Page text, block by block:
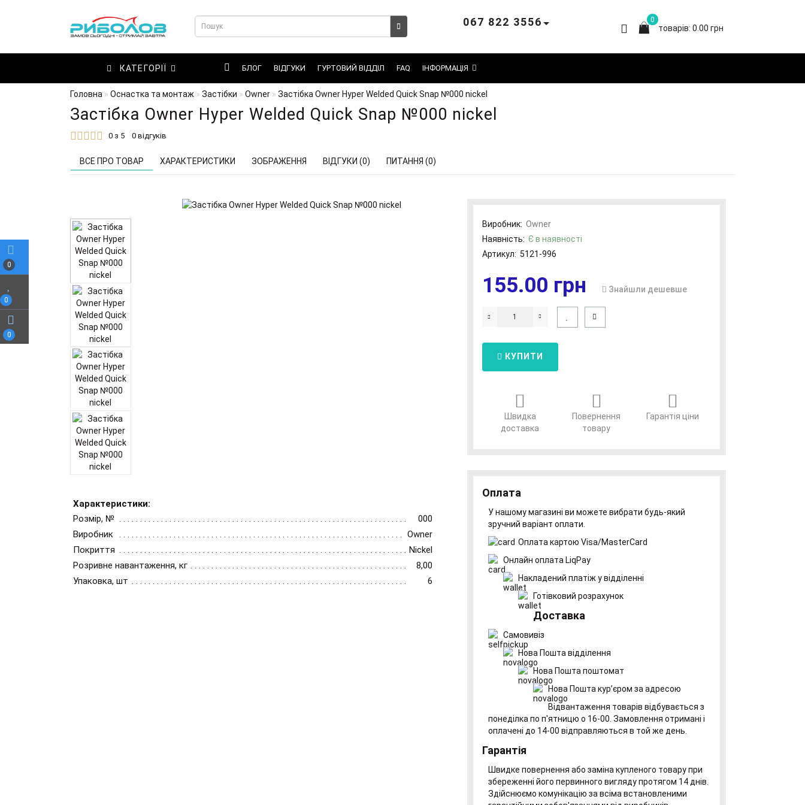
0
0
0
0
товарів: 0.00 грн
067 822 3556
КАТЕГОРІЇ БЛОГ ВІДГУКИ ГУРТОВИЙ ВІДДІЛ FAQ ІНФОРМАЦІЯ
Головна Оснастка та монтаж Застібки Owner Застібка Owner Hyper Welded Quick Snap №000 nickel
Застібка Owner Hyper Welded Quick Snap №000 nickel
0 з 5 0 відгуків
ВСЕ ПРО ТОВАР ХАРАКТЕРИСТИКИ ЗОБРАЖЕННЯ ВІДГУКИ (0) ПИТАННЯ (0)
Характеристики:
Розмір, №
000
Виробник
Owner
Покриття
Nickel
Розривне навантаження, кг
8,00
Упаковка, шт
6
Виробник: Owner
Наявність: Є в наявності
Артикул: 5121-996
155.00 грн Знайшли дешевше
КУПИТИ
Швидка
доставка
Повернення
товару
Гарантія ціни
Оплата
У нашому магазині ви можете вибрати будь-який
зручний варіант оплати.
Оплата картою Visa/MasterCard
Онлайн оплата LiqPay
Накладений платіж у відділенні
Готівковий розрахунок
Доставка
Самовивіз
Нова Пошта відділення
Нова Пошта поштомат
Нова Пошта курʼєром за адресою
Відвантаження товарів відбувається з
понеділка по п'ятницю о 16-00. Замовлення отримані і
оплачені до 14-00 відправляються в той же день.
Гарантія
Швидке повернення або заміна купленого товару при
збереженні його первинного вигляду протягом 14 днів.
Здійснюємо комунікацію за всіма встановленими